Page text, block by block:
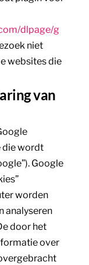
dlpage/g
niet
websites die
van
die wordt
Google
worden
analyseren
door het
over